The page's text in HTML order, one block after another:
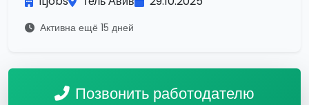
Активна ещё 15 дней
Позвонить работодателю